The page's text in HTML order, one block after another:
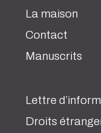
La maison
Contact
Manuscrits
Lettre
Droits